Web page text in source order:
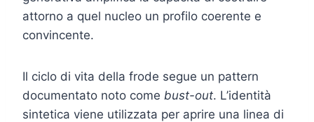
attorno a quel nucleo un profilo coerente e
convincente.
Il ciclo di vita della frode segue un pattern
documentato noto come bust-out. L’identità
sintetica viene utilizzata per aprire una linea di